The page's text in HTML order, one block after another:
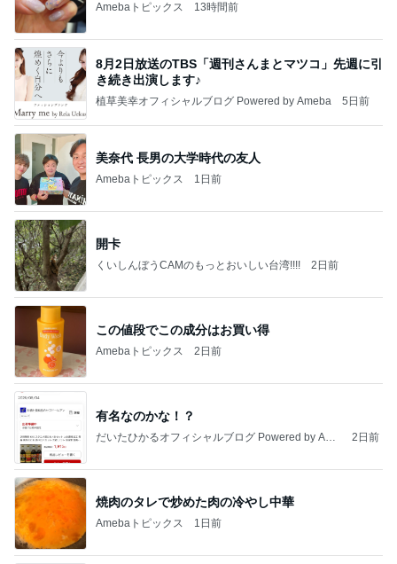
Amebaトピックス 13時間前
8月2日放送のTBS「週刊さんまとマツコ」先週に引
き続き出演します♪
植草美幸オフィシャルブログ Powered by Ameba 5日前
美奈代 長男の大学時代の友人
Amebaトピックス 1日前
開卡
くいしんぼうCAMのもっとおいしい台湾!!!! 2日前
この値段でこの成分はお買い得
Amebaトピックス 2日前
有名なのかな！？
だいたひかるオフィシャルブログ Powered by Ame
2日前
焼肉のタレで炒めた肉の冷やし中華
Amebaトピックス 1日前